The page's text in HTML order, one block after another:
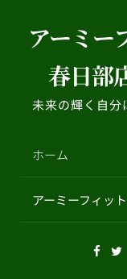
アーミー
春日部
未来の輝く自分
ホーム
アーミーフィッ